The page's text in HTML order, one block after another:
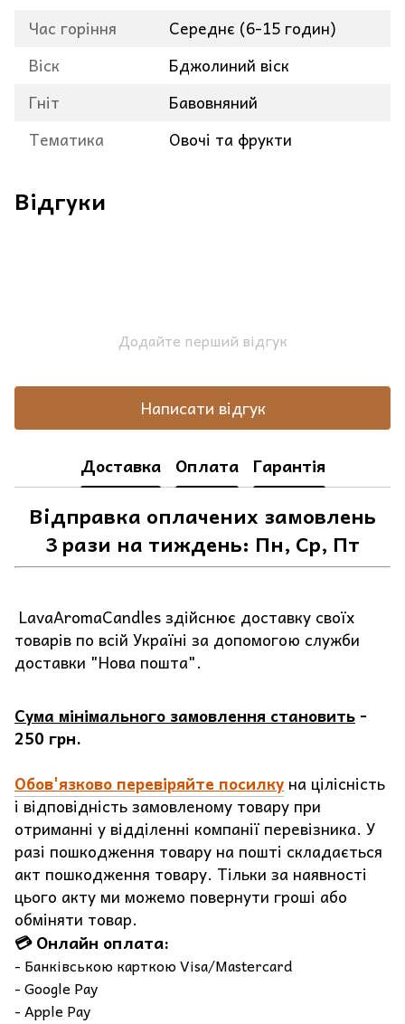
Час горіння
Середнє (6-15 годин)
Віск
Бджолиний віск
Гніт
Бавовняний
Тематика
Овочі та фрукти
Відгуки
Додайте перший відгук
Написати відгук
Доставка Оплата Гарантія
Відправка оплачених замовлень
3 рази на тиждень: Пн, Ср, Пт
LavaAromaCandles здійснює доставку своїх
товарів по всій Україні за допомогою служби
доставки "Нова пошта".
Сума мінімального замовлення становить -
250 грн.
Обов'язково перевіряйте посилку на цілісність
і відповідність замовленому товару при
отриманні у відділенні компанії перевізника. У
разі пошкодження товару на пошті складається
акт пошкодження товару. Тільки за наявності
цього акту ми можемо повернути гроші або
обміняти товар.
💳 Онлайн оплата:
- Банківською карткою Visa/Mastercard
- Google Pay
- Apple Pay